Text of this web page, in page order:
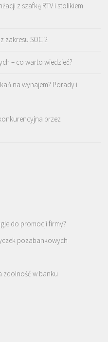
z szafką RTV i stolikiem
zakresu SOC 2
– co warto wiedzieć?
na wynajem? Porady i
przez
do promocji firmy?
pozabankowych
zdolność w banku